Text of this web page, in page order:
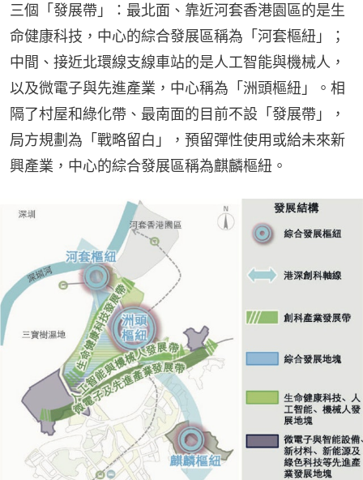
三個「發展帶」：最北面、靠近河套香港園區的是生
命健康科技，中心的綜合發展區稱為「河套樞紐」；
中間、接近北環線支線車站的是人工智能與機械人，
以及微電子與先進產業，中心稱為「洲頭樞紐」。相
隔了村屋和綠化帶、最南面的目前不設「發展帶」，
局方規劃為「戰略留白」，預留彈性使用或給未來新
興產業，中心的綜合發展區稱為麒麟樞紐。